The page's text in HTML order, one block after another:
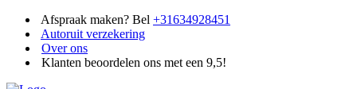
Afspraak maken? Bel +31634928451
Autoruit verzekering
Over ons
Klanten beoordelen ons met een 9,5!